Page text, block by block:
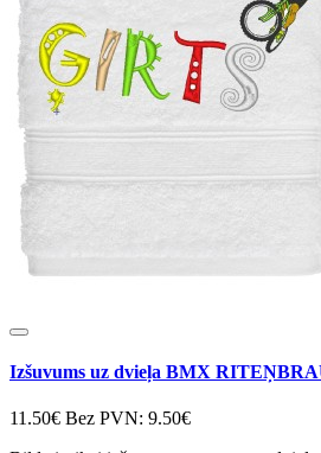
Izšuvums uz dvieļa BMX
11.50€ Bez PVN: 9.50€